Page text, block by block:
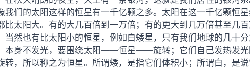
我们的太阳这样的恒星有一千亿颗之多。太阳在这一千亿颗恒
比太阳大。有的大几百倍到一万倍；有的更大到几万倍甚至几
当然也有比太阳小的恒星，例如白矮星，只有我们地球的几十
本身不发光，要围绕太阳——恒星——旋转；它们自己发热发
转，所以称之为恒星。所谓矮，是指它们体积小；所谓白，是